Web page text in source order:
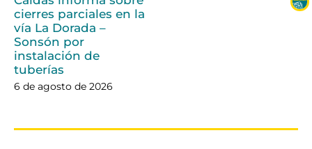
cierres parciales en la
vía La Dorada –
Sonsón por
instalación de
tuberías
6 de agosto de 2026